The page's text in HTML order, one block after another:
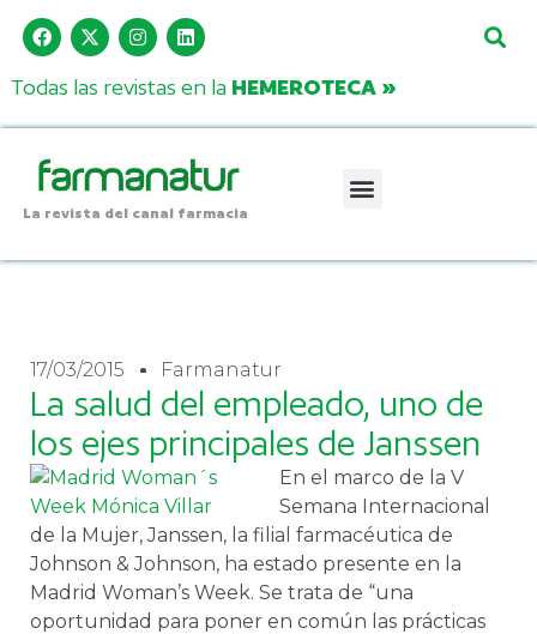
Todas las revistas en la HEMEROTECA »
La revista del canal farmacia
17/03/2015 Farmanatur
La salud del empleado, uno de
los ejes principales de Janssen
En el marco de la V
Semana Internacional
de la Mujer, Janssen, la filial farmacéutica de
Johnson & Johnson, ha estado presente en la
Madrid Woman’s Week. Se trata de “una
oportunidad para poner en común las prácticas